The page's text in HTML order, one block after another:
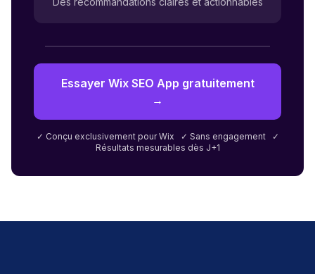
Essayer Wix SEO App gratuitement
→
✓ Conçu exclusivement pour Wix ✓ Sans engagement ✓
Résultats mesurables dès J+1